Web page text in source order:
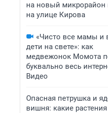
на новый микрорайон
на улице Кирова
«Чисто все мамы и
дети на свете»: как
медвежонок Момота
буквально весь
Видео
Опасная петрушка и
вишня: какие